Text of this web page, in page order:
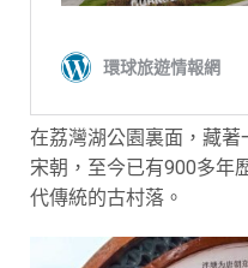
在荔灣湖公園裏面，藏
宋朝，至今已有900多年
代傳統的古村落。